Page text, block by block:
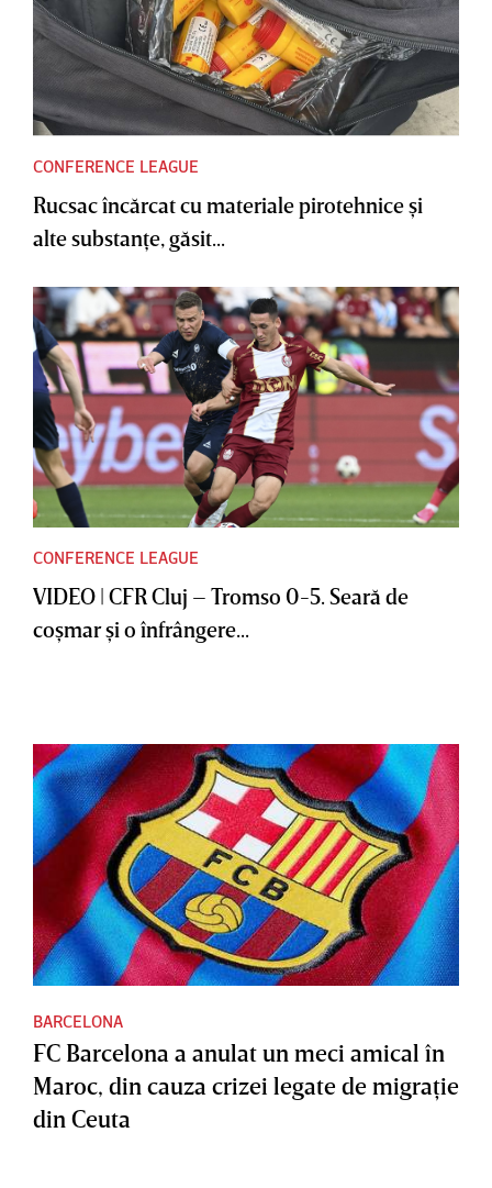
CONFERENCE LEAGUE
Rucsac încărcat cu materiale pirotehnice şi
alte substanţe, găsit...
CONFERENCE LEAGUE
VIDEO | CFR Cluj – Tromso 0-5. Seară de
coşmar şi o înfrângere...
BARCELONA
FC Barcelona a anulat un meci amical în
Maroc, din cauza crizei legate de migraţie
din Ceuta